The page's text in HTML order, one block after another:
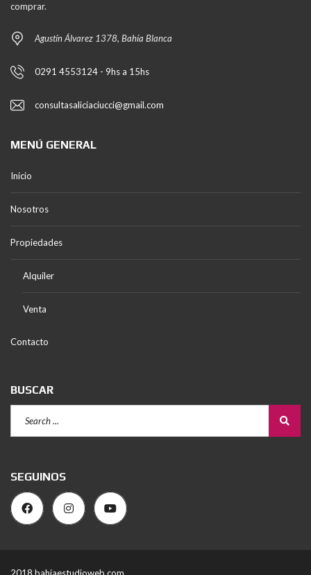
comprar.
Agustín Álvarez 1378, Bahía Blanca
0291 4553124 - 9hs a 15hs
consultasaliciaciucci@gmail.com
MENÚ GENERAL
Inicio
Nosotros
Propiedades
Alquiler
Venta
Contacto
BUSCAR
SEGUINOS